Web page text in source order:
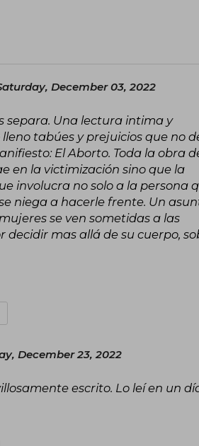
December 03, 2022
separa. Una lectura intima y
tabúes y prejuicios que no
El Aborto. Toda la obra
en la victimización sino que la
involucra no solo a la persona
niega a hacerle frente. Un
se ven sometidas a las
mas allá de su cuerpo,
December 23, 2022
escrito. Lo leí en un